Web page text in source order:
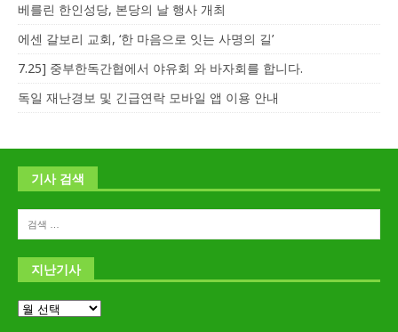
베를린 한인성당, 본당의 날 행사 개최
에센 갈보리 교회, ‘한 마음으로 잇는 사명의 길’
7.25] 중부한독간협에서 야유회 와 바자회를 합니다.
독일 재난경보 및 긴급연락 모바일 앱 이용 안내
기사 검색
지난기사